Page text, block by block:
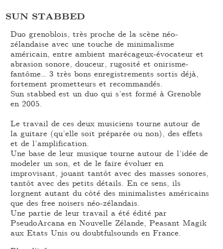
SUN STABBED
Duo grenoblois, très proche de la scène néo-
zélandaise avec une touche de minimalisme
américain, entre ambient marécageux-évocateur et
abrasion sonore, douceur, rugosité et onirisme-
fantôme… 3 très bons enregistrements sortis déjà,
fortement prometteurs et recommandés.
Sun stabbed est un duo qui s’est formé à Grenoble
en 2005.
Le travail de ces deux musiciens tourne autour de
la guitare (qu’elle soit préparée ou non), des effets
et de l’amplification.
Une base de leur musique tourne autour de l’idée de
modeler un son, et de le faire évoluer en
improvisant, jouant tantôt avec des masses sonores,
tantôt avec des petits détails. En ce sens, ils
lorgnent autant du côté des minimalistes américains
que des free noisers néo-zélandais.
Une partie de leur travail a été édité par
PseudoArcana en Nouvelle Zélande, Peasant Magik
aux Etats Unis ou doubtfulsounds en France.